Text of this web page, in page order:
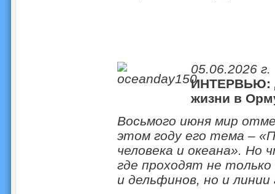
05.06.2026 г.
ИНТЕРВЬЮ:
жизни в
Восьмого июня мир
этом году его тема –
человека и океана». Но
где проходят не
и дельфинов, но и